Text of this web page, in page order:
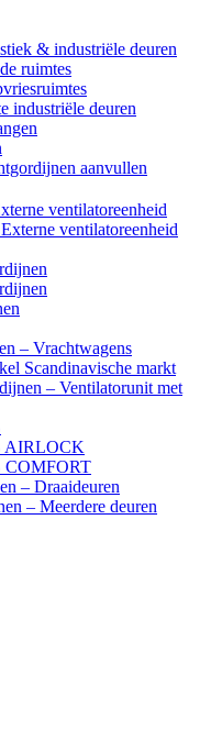
& industriële deuren
ruimtes
industriële deuren
aanvullen
ventilatoreenheid
ventilatoreenheid
– Vrachtwagens
Scandinavische markt
– Ventilatorunit met
AIRLOCK
COMFORT
– Draaideuren
– Meerdere deuren